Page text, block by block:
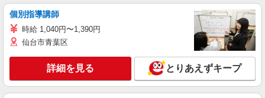
個別指導講師
時給 1,040円〜1,390円
仙台市青葉区
詳細を見る とりあえずキープ